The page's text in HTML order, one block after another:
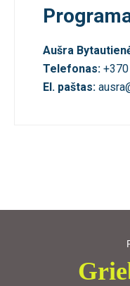
Aušra
Telefonas:
El. paštas: